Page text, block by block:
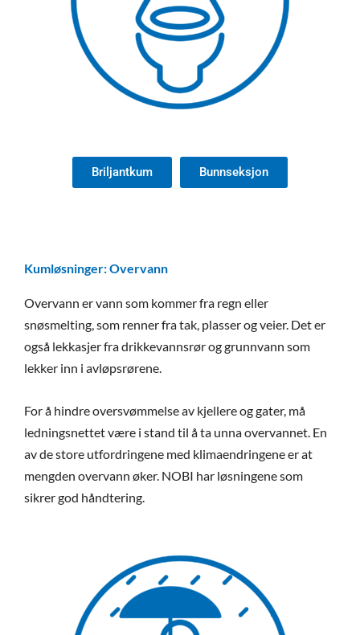
Briljantkum Bunnseksjon
Kumløsninger: Overvann
Overvann er vann som kommer fra regn eller
snøsmelting, som renner fra tak, plasser og veier. Det er
også lekkasjer fra drikkevannsrør og grunnvann som
lekker inn i avløpsrørene.
For å hindre oversvømmelse av kjellere og gater, må
ledningsnettet være i stand til å ta unna overvannet. En
av de store utfordringene med klimaendringene er at
mengden overvann øker. NOBI har løsningene som
sikrer god håndtering.